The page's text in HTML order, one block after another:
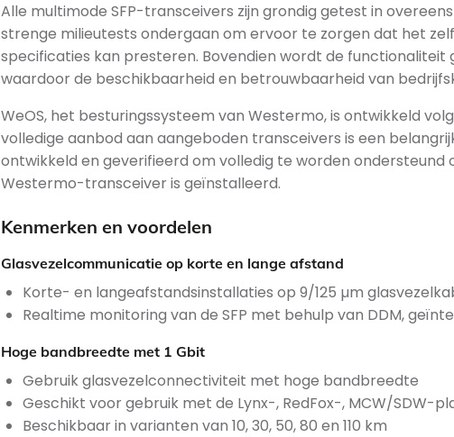
Alle multimode SFP-transceivers zijn grondig getest in
strenge milieutests ondergaan om ervoor te zorgen dat het
specificaties kan presteren. Bovendien wordt de
waardoor de beschikbaarheid en betrouwbaarheid van
WeOS, het besturingssysteem van Westermo, is ontwikkeld
volledige aanbod aan aangeboden transceivers is een
ontwikkeld en geverifieerd om volledig te worden
Westermo-transceiver is geïnstalleerd.
Kenmerken en voordelen
Glasvezelcommunicatie op korte en lange afstand
Korte- en langeafstandsinstallaties op 9/125 µm
Realtime monitoring van de SFP met behulp van DDM,
Hoge bandbreedte met 1 Gbit
Gebruik glasvezelconnectiviteit met hoge bandbreedte
Geschikt voor gebruik met de Lynx-, RedFox-, MCW/SDW-
Beschikbaar in varianten van 10, 30, 50, 80 en 110 km